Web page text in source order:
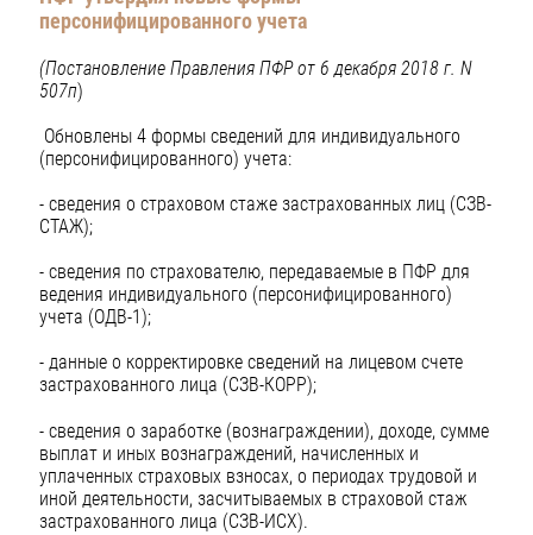
персонифицированного учета
(Постановление Правления ПФР от 6 декабря 2018 г. N
507п)
Обновлены 4 формы сведений для индивидуального
(персонифицированного) учета:
- сведения о страховом стаже застрахованных лиц (СЗВ-
СТАЖ);
- сведения по страхователю, передаваемые в ПФР для
ведения индивидуального (персонифицированного)
учета (ОДВ-1);
- данные о корректировке сведений на лицевом счете
застрахованного лица (СЗВ-КОРР);
- сведения о заработке (вознаграждении), доходе, сумме
выплат и иных вознаграждений, начисленных и
уплаченных страховых взносах, о периодах трудовой и
иной деятельности, засчитываемых в страховой стаж
застрахованного лица (СЗВ-ИСХ).